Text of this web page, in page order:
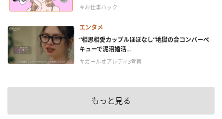
＃お仕事ハック
エンタメ
“相思相愛カップルほぼなし”地獄の合コンバーベ
キューで泥沼婚活...
＃ガールオアレディ3考察
もっと見る